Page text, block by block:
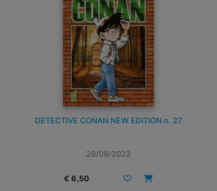
DETECTIVE CONAN NEW EDITION n. 27
28/09/2022
€ 6,50